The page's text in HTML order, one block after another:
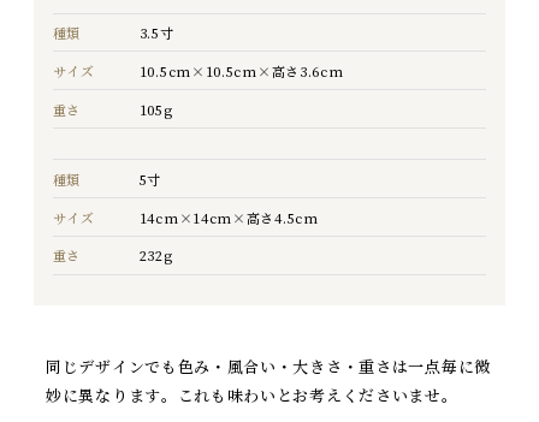
種類
3.5寸
サイズ
10.5cm×10.5cm×高さ3.6cm
重さ
105g
種類
5寸
サイズ
14cm×14cm×高さ4.5cm
重さ
232g
同じデザインでも色み・風合い・大きさ・重さは一点毎に微
妙に異なります。これも味わいとお考えくださいませ。